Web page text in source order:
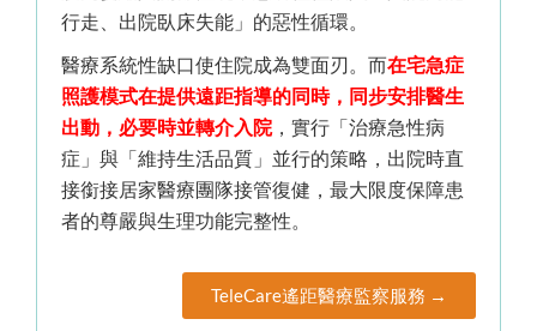
行走、出院臥床失能」的惡性循環。
醫療系統性缺口使住院成為雙面刃。而在宅急症
照護模式在提供遠距指導的同時，同步安排醫生
出動，必要時並轉介入院，實行「治療急性病
症」與「維持生活品質」並行的策略，出院時直
接銜接居家醫療團隊接管復健，最大限度保障患
者的尊嚴與生理功能完整性。
TeleCare遙距醫療監察服務 →